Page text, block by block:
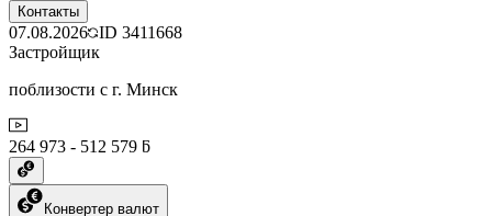
Контакты
07.08.2026 ID 3411668
Застройщик
поблизости с г. Минск
264 973 - 512 579 ƃ
Конвертер валют